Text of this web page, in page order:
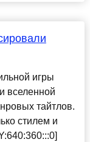
игры
вселенной
тайтлов.
стилем и